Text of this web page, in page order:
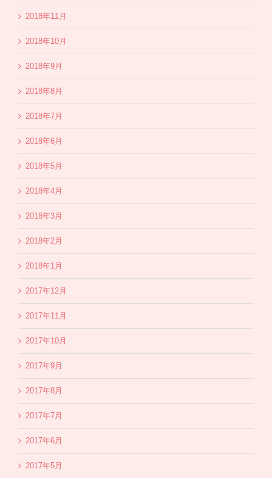
2018年11月
2018年10月
2018年9月
2018年8月
2018年7月
2018年6月
2018年5月
2018年4月
2018年3月
2018年2月
2018年1月
2017年12月
2017年11月
2017年10月
2017年9月
2017年8月
2017年7月
2017年6月
2017年5月